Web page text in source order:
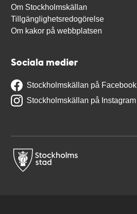
Om Stockholmskällan
Tillgänglighetsredogörelse
Om kakor på webbplatsen
Sociala medier
Stockholmskällan på Facebook
Stockholmskällan på Instagram